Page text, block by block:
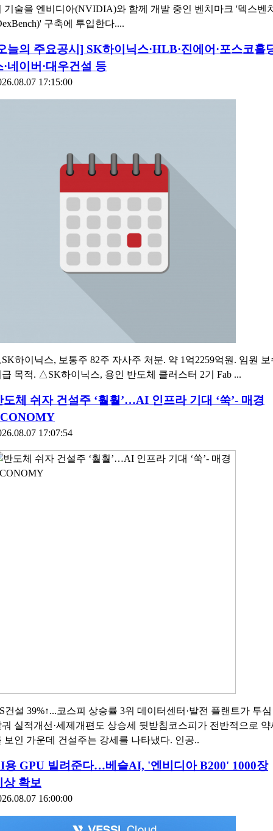
기술을 엔비디아(NVIDIA)와 함께 개발 중인 벤치마크 '덱스벤
구축에 투입한다....
늘의 주요공시] SK하이닉스·HLB·진에어·포스코홀
·네이버·대우건설 등
17:15:00
하이닉스, 보통주 82주 자사주 처분. 약 1억2259억원. 임원 보
급 목적. △SK하이닉스, 용인 반도체 클러스터 2기 Fab ...
도체 쉬자 건설주 ‘훨훨’…AI 인프라 기대 ‘쑥’- 매경
17:07:54
건설 39%↑...코스피 상승률 3위 데이터센터·발전 플랜트가 투심
궈 실적개선·세제개편도 상승세 뒷받침코스피가 전반적으로 약
보인 가운데 건설주는 강세를 나타냈다. 인공..
용 GPU 빌려준다…베슬AI, '엔비디아 B200' 1000장
상 확보
16:00:00